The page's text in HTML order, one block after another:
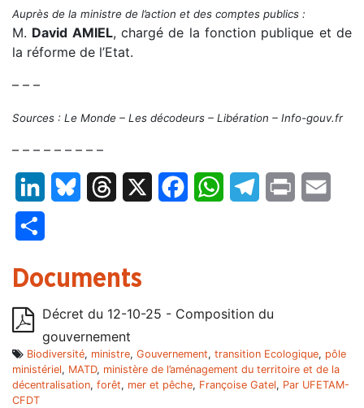
Auprès de la ministre de l’action et des comptes publics :
M. David AMIEL, chargé de la fonction publique et de
la réforme de l’Etat.
– – –
Sources : Le Monde – Les décodeurs – Libération – Info-gouv.fr
– – – – – – – – –
LinkedInBluesky Threads FacebookWhatsAppTelegram
Print
Documents
Décret du 12-10-25 - Composition du
gouvernement
Biodiversité, ministre, Gouvernement, transition Ecologique, pôle
ministériel, MATD, ministère de l’aménagement du territoire et de la
décentralisation, forêt, mer et pêche, Françoise Gatel, Par UFETAM-
CFDT